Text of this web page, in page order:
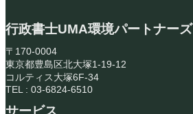
行政書士UMA環境パートナーズ
〒170-0004
東京都豊島区北大塚1-19-12
コルティス大塚6F-34
TEL : 03-6824-6510
サービス